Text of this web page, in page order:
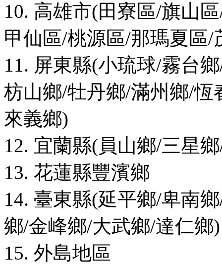
10. 高雄市(田寮區/旗山
甲仙區/桃源區/那瑪夏區/
11. 屏東縣(小琉球/霧台
枋山鄉/牡丹鄉/滿州鄉/
來義鄉)
12. 宜蘭縣(員山鄉/三星
13. 花蓮縣豐濱鄉
14. 臺東縣(延平鄉/卑南
鄉/金峰鄉/大武鄉/達仁鄉)
15. 外島地區